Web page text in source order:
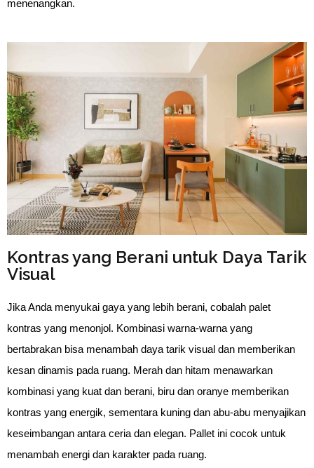
menenangkan.
Kontras yang Berani untuk Daya Tarik
Visual
Jika Anda menyukai gaya yang lebih berani, cobalah palet
kontras yang menonjol. Kombinasi warna-warna yang
bertabrakan bisa menambah daya tarik visual dan memberikan
kesan dinamis pada ruang. Merah dan hitam menawarkan
kombinasi yang kuat dan berani, biru dan oranye memberikan
kontras yang energik, sementara kuning dan abu-abu menyajikan
keseimbangan antara ceria dan elegan. Pallet ini cocok untuk
menambah energi dan karakter pada ruang.